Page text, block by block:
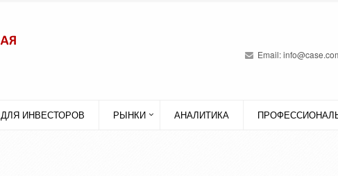
Email:
ДЛЯ ИНВЕСТОРОВ РЫНКИ АНАЛИТИКА